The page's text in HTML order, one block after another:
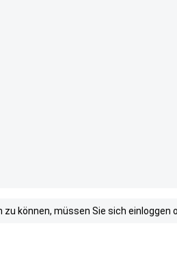
können, müssen Sie sich einloggen